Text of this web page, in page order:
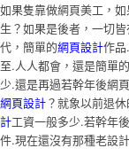
如果隻靠做網頁美工，
生？如果是後者，一切
代，簡單的網頁設計作
至.人人都會，還是簡單
少.還是再過若幹年後網
網頁設計？就象以前退
計工資一般多少.若幹年
件.現在還沒有那種老設